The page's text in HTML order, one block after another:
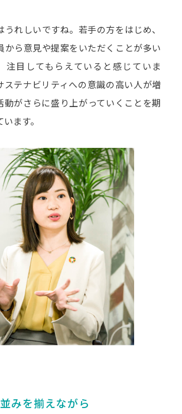
うれしいですね。若手の方をはじめ、
から意見や提案をいただくことが多い
注目してもらえていると感じていま
ステナビリティへの意識の高い人が増
動がさらに盛り上がっていくことを期
ます。
みを揃えながら